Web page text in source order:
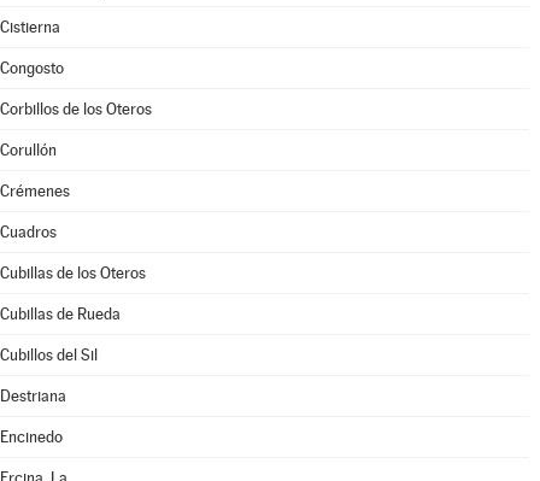
Cistierna
Congosto
Corbillos de los Oteros
Corullón
Crémenes
Cuadros
Cubillas de los Oteros
Cubillas de Rueda
Cubillos del Sil
Destriana
Encinedo